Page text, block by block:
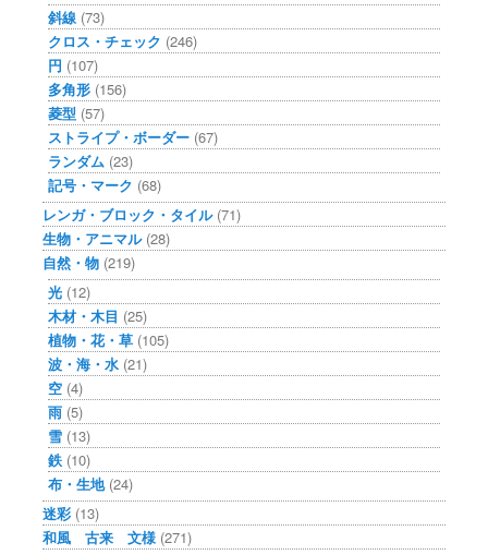
斜線 (73)
クロス・チェック (246)
円 (107)
多角形 (156)
菱型 (57)
ストライプ・ボーダー (67)
ランダム (23)
記号・マーク (68)
レンガ・ブロック・タイル(71)
生物・アニマル(28)
自然・物 (219)
光 (12)
木材・木目 (25)
植物・花・草 (105)
波・海・水 (21)
空 (4)
雨 (5)
雪 (13)
鉄 (10)
布・生地(24)
迷彩 (13)
和風 古来 文様 (271)